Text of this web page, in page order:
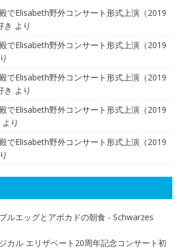
でElisabeth野外コンサート形式上演（2019
き より
でElisabeth野外コンサート形式上演（2019
でElisabeth野外コンサート形式上演（2019
き より
でElisabeth野外コンサート形式上演（2019
より
でElisabeth野外コンサート形式上演（2019
ルエッグとアボカドの朝食 - Schwarzes
カル エリザベート20周年記念コンサート初